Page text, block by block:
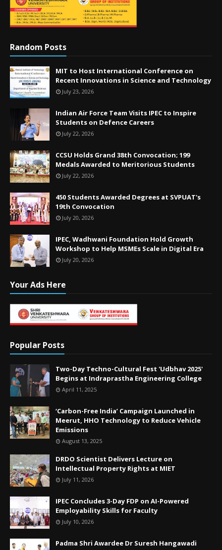
Random Posts
MIT to Host International Conference on
Recent Innovations in Science and Technology
July 23, 2026
Indian Air Force Team Visits IPEC to Inspire
Students on Defence Careers
July 22, 2026
CCSU Holds Grand 38th Convocation; 199
Medals Awarded to Meritorious Students
July 22, 2026
450 Students Awarded Degrees at SVPUAT's
19th Convocation
July 20, 2026
IPEC, Wadhwani Foundation Hold Growth
Workshop to Help MSMEs Scale in Digital Era
July 20, 2026
Your Ads Here
Popular Posts
Two-Day Techno-Cultural Fest 'Udbhav 2025'
Begins at Indraprastha Engineering College
April 11, 2025
‘Carbon-Free India’ Campaign Launched in
Meerut, HHO Technology to Reduce Vehicle
Emissions
August 13, 2025
DRDO Scientist Delivers Lecture on
Intellectual Property Rights at MIET
July 11, 2026
IPEC Concludes 3-Day FDP on AI-Powered
Employability Skills for Faculty
July 10, 2026
Padma Shri Awardee Dr Suresh Hangawadi